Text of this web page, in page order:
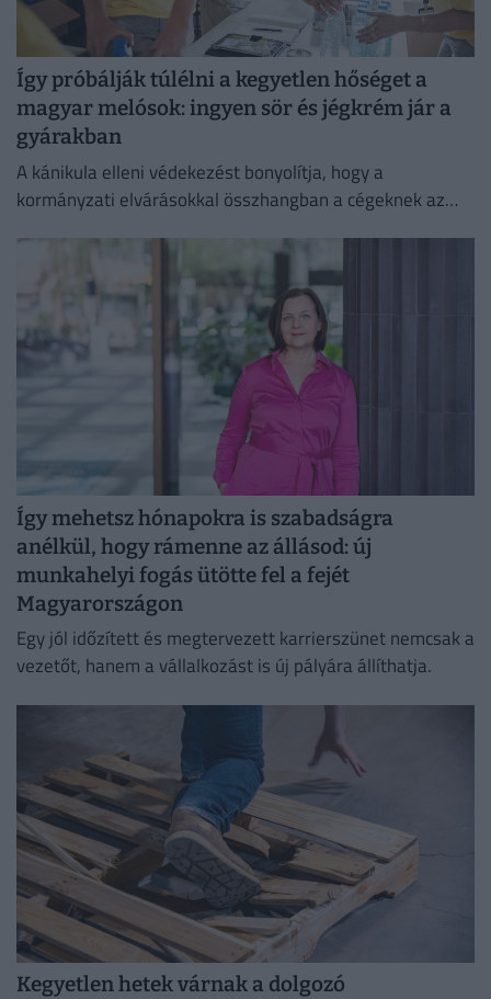
Így próbálják túlélni a kegyetlen hőséget a
magyar melósok: ingyen sör és jégkrém jár a
gyárakban
A kánikula elleni védekezést bonyolítja, hogy a
kormányzati elvárásokkal összhangban a cégeknek az
Így mehetsz hónapokra is szabadságra
anélkül, hogy rámenne az állásod: új
munkahelyi fogás ütötte fel a fejét
Magyarországon
Egy jól időzített és megtervezett karrierszünet nemcsak a
vezetőt, hanem a vállalkozást is új pályára állíthatja.
Kegyetlen hetek várnak a dolgozó